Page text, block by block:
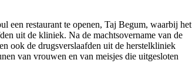
een restaurant te openen, Taj Begum, waarbij het
uit de kliniek. Na de machtsovername van de
ook de drugsverslaafden uit de herstelkliniek
van vrouwen en van meisjes die uitgesloten